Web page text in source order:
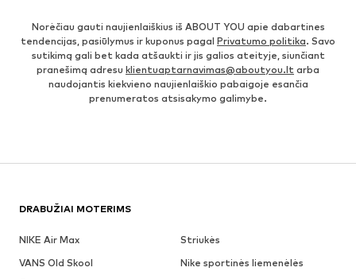
Norėčiau gauti naujienlaiškius iš ABOUT YOU apie dabartines
tendencijas, pasiūlymus ir kuponus pagal Privatumo politika. Savo
sutikimą gali bet kada atšaukti ir jis galios ateityje, siunčiant
pranešimą adresu klientuaptarnavimas@aboutyou.lt arba
naudojantis kiekvieno naujienlaiškio pabaigoje esančia
prenumeratos atsisakymo galimybe.
DRABUŽIAI MOTERIMS
NIKE Air Max
Striukės
VANS Old Skool
Nike sportinės liemenėlės